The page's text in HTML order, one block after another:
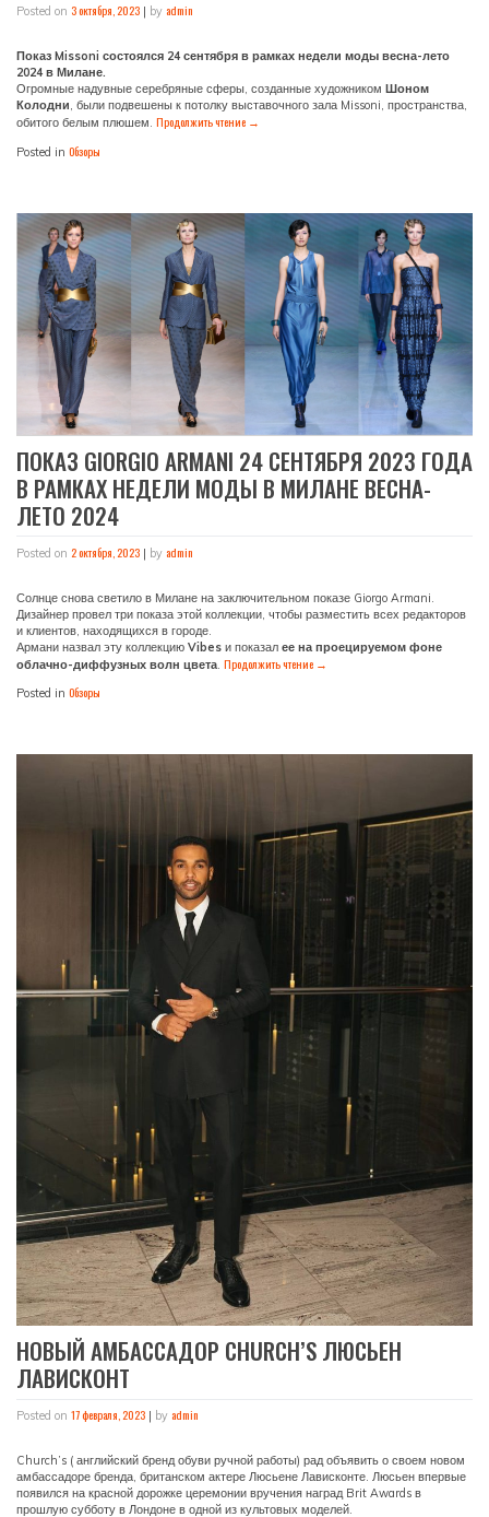
Posted on 3 октября, 2023 | by admin
Показ Missoni состоялся 24 сентября в рамках недели моды весна-лето
2024 в Милане.
Огромные надувные серебряные сферы, созданные художником Шоном
Колодни, были подвешены к потолку выставочного зала Missoni, пространства,
обитого белым плюшем. Продолжить чтение →
Posted in Обзоры
ПОКАЗ GIORGIO ARMANI 24 СЕНТЯБРЯ 2023 ГОДА
В РАМКАХ НЕДЕЛИ МОДЫ В МИЛАНЕ ВЕСНА-
ЛЕТО 2024
Posted on 2 октября, 2023 | by admin
Солнце снова светило в Милане на заключительном показе Giorgo Armani.
Дизайнер провел три показа этой коллекции, чтобы разместить всех редакторов
и клиентов, находящихся в городе.
Армани назвал эту коллекцию Vibes и показал ее на проецируемом фоне
облачно-диффузных волн цвета. Продолжить чтение →
Posted in Обзоры
НОВЫЙ АМБАССАДОР CHURCH’S ЛЮСЬЕН
ЛАВИСКОНТ
Posted on 17 февраля, 2023 | by admin
Church’s ( английский бренд обуви ручной работы) рад объявить о своем новом
амбассадоре бренда, британском актере Люсьене Лависконте. Люсьен впервые
появился на красной дорожке церемонии вручения наград Brit Awards в
прошлую субботу в Лондоне в одной из культовых моделей.